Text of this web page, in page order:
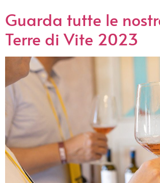
Guarda tutte le
Terre di Vite 2023